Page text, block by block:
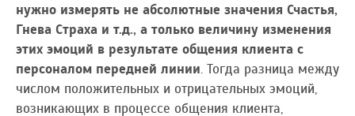
нужно измерять не абсолютные значения Счастья,
Гнева Страха и т.д., а только величину изменения
этих эмоций в результате общения клиента с
персоналом передней линии. Тогда разница между
числом положительных и отрицательных эмоций,
возникающих в процессе общения клиента,